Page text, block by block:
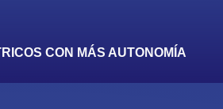
CON MÁS AUTONOMÍA